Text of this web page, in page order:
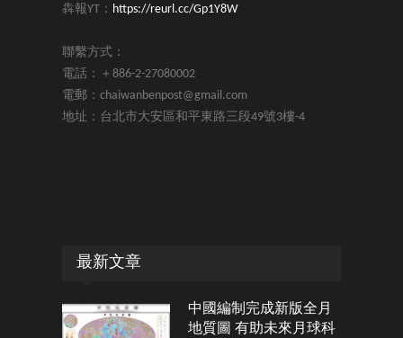
犇報YT： https://reurl.cc/Gp1Y8W
聯繫方式：
電話：＋886-2-27080002
電郵：chaiwanbenpost@gmail.com
地址：台北市大安區和平東路三段49號3樓-4
最新文章
中國編制完成新版全月
地質圖 有助未來月球科